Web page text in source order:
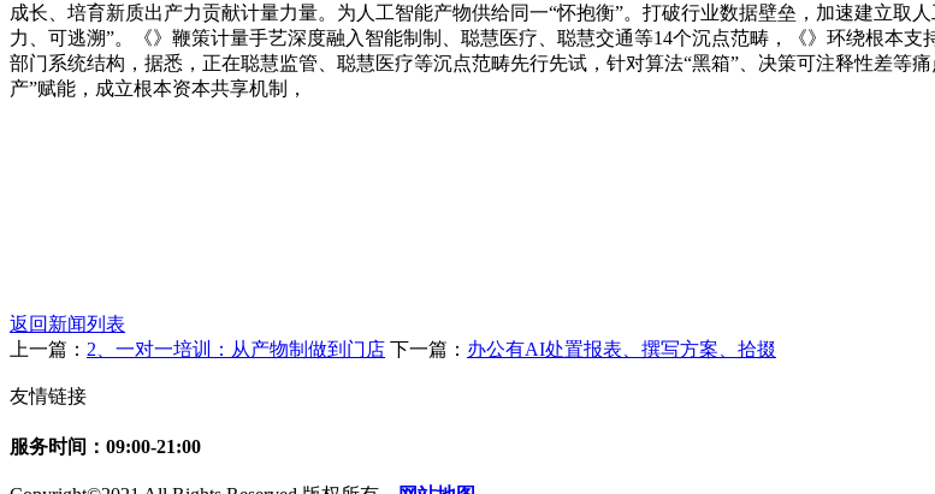
成长、培育新质出产力贡献计量力量。为人工智能产物供给同一“怀抱衡”。打破行业数据壁垒，加速建立取
力、可逃溯”。《》鞭策计量手艺深度融入智能制制、聪慧医疗、聪慧交通等14个沉点范畴，《》环绕根本
部门系统结构，据悉，正在聪慧监管、聪慧医疗等沉点范畴先行先试，针对算法“黑箱”、决策可注释性差等
产”赋能，成立根本资本共享机制，
返回新闻列表
上一篇： 2、一对一培训：从产物制做到门店 下一篇： 办公有AI处置报表、撰写方案、拾掇
友情链接
服务时间：09:00-21:00